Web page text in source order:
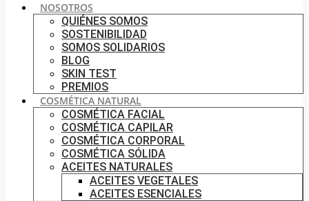
NOSOTROS
QUIÉNES SOMOS
SOSTENIBILIDAD
SOMOS SOLIDARIOS
BLOG
SKIN TEST
PREMIOS
COSMÉTICA NATURAL
COSMÉTICA FACIAL
COSMÉTICA CAPILAR
COSMÉTICA CORPORAL
COSMÉTICA SÓLIDA
ACEITES NATURALES
ACEITES VEGETALES
ACEITES ESENCIALES